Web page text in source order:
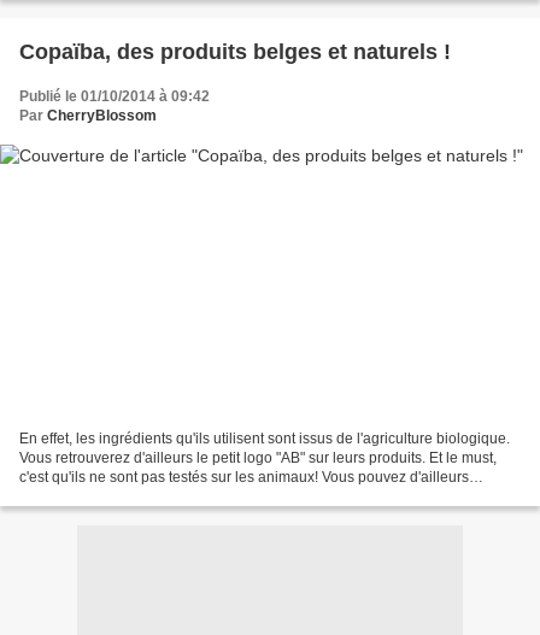
Copaïba, des produits belges et naturels !
Publié le 01/10/2014 à 09:42
Par CherryBlossom
En effet, les ingrédients qu'ils utilisent sont issus de l'agriculture biologique.
Vous retrouverez d'ailleurs le petit logo "AB" sur leurs produits. Et le must,
c'est qu'ils ne sont pas testés sur les animaux! Vous pouvez d'ailleurs